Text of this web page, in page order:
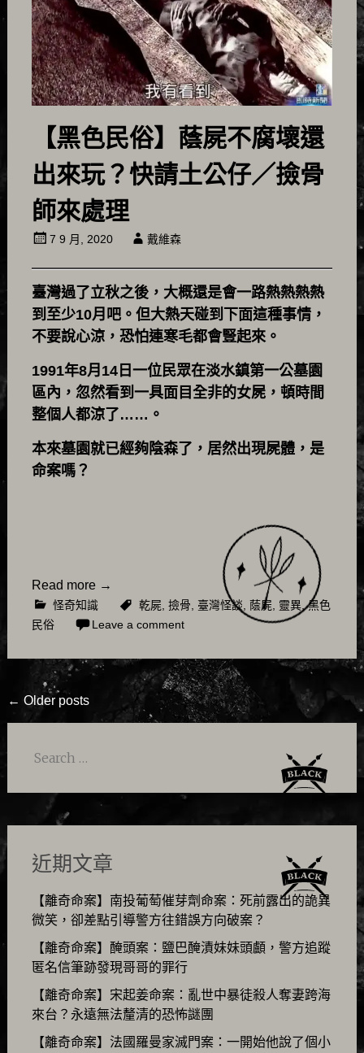
【黑色民俗】蔭屍不腐壞還
出來玩？快請土公仔／撿骨
師來處理
7 9 月, 2020 戴維森
臺灣過了立秋之後，大概還是會一路熱熱熱熱
到至少10月吧。但大熱天碰到下面這種事情，
不要說心涼，恐怕連寒毛都會豎起來。
1991年8月14日一位民眾在淡水鎮第一公墓園
區內，忽然看到一具面目全非的女屍，頓時間
整個人都涼了……。
本來墓園就已經夠陰森了，居然出現屍體，是
命案嗎？
Read more →
怪奇知識 乾屍 撿骨 臺灣怪談 蔭屍 靈異,黑色
民俗
Leave a comment
Posts
navigation
← Older posts
Search
近期文章
【離奇命案】南投葡萄催芽劑命案：死前露出的詭異
微笑，卻差點引導警方往錯誤方向破案？
【離奇命案】醃頭案：鹽巴醃漬妹妹頭顱，警方追蹤
匿名信筆跡發現哥哥的罪行
【離奇命案】宋起姜命案：亂世中暴徒殺人奪妻跨海
來台？永遠無法釐清的恐怖謎團
【離奇命案】法國羅曼家滅門案：一開始他說了個小